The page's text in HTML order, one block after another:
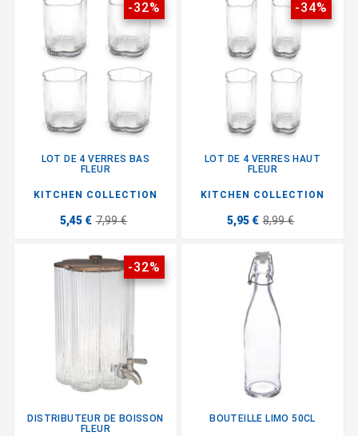
-32%
LOT DE 4 VERRES BAS
FLEUR
KITCHEN COLLECTION
5,45 € 7,99 €
-34%
LOT DE 4 VERRES HAUT
FLEUR
KITCHEN COLLECTION
5,95 € 8,99 €
-32%
DISTRIBUTEUR DE BOISSON
FLEUR
BOUTEILLE LIMO 50CL